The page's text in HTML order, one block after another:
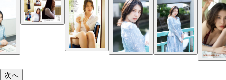
相楽伊織
『AKB48×週刊プレイボーイ2014』（撮影／樂満
次へ